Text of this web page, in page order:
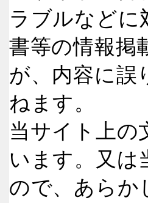
ラブルなどに
書等の情報掲
が、内容に誤
ねます。
当サイト上の
います。又は
ので、あらか